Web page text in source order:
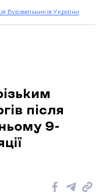
будівельників України
після
9-